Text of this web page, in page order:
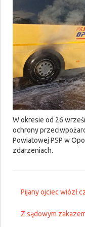
W okresie od 26
ochrony
Powiatowej PSP w
zdarzeniach.
Pijany ojciec wiózł
Z sądowym